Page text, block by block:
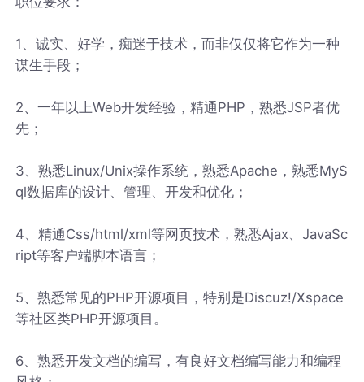
1、诚实、好学，痴迷于技术，而非仅仅将它作为一种
谋生手段；
2、一年以上Web开发经验，精通PHP，熟悉JSP者优
先；
3、熟悉Linux/Unix操作系统，熟悉Apache，熟悉MyS
ql数据库的设计、管理、开发和优化；
4、精通Css/html/xml等网页技术，熟悉Ajax、JavaSc
ript等客户端脚本语言；
5、熟悉常见的PHP开源项目，特别是Discuz!/Xspace
等社区类PHP开源项目。
6、熟悉开发文档的编写，有良好文档编写能力和编程